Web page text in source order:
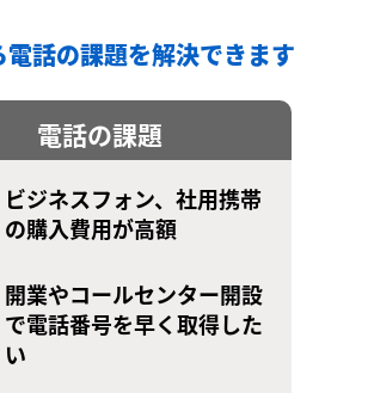
話の課題を解決できます
電話の課題
ビジネスフォン、社用携帯
の購入費用が高額
開業やコールセンター開設
で電話番号を早く取得した
い